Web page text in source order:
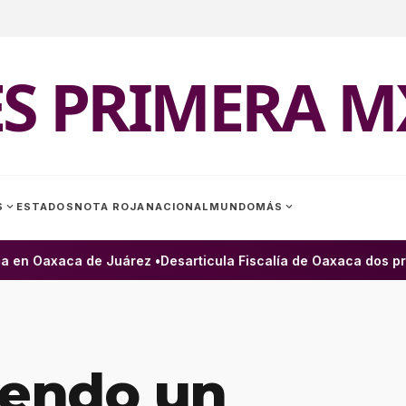
PRIMERA
expand_more ESTADOS NOTA ROJA NACIONAL MUNDOMÁS expand_more
Oaxaca de Juárez •Desarticula Fiscalía de Oaxaca dos